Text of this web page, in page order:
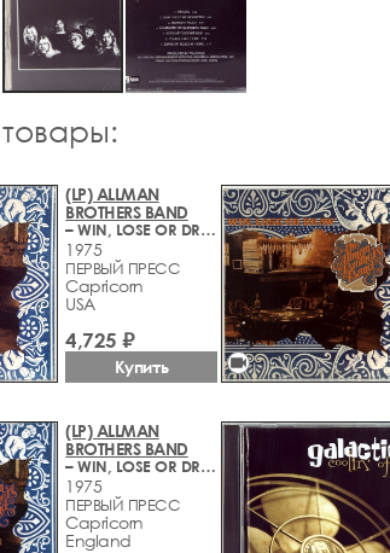
(LP) ALLMAN
BROTHERS BAND
– WIN, LOSE OR DRAW
1975
ПЕРВЫЙ ПРЕСС
Capricorn
USA
4,725 ₽
Купить videocam
(LP) ALLMAN
BROTHERS BAND
– WIN, LOSE OR DRAW
1975
ПЕРВЫЙ ПРЕСС
Capricorn
England